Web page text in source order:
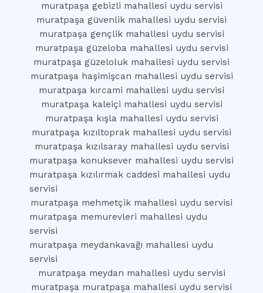
muratpaşa gebizli mahallesi uydu servisi
muratpaşa güvenlik mahallesi uydu servisi
muratpaşa gençlik mahallesi uydu servisi
muratpaşa güzeloba mahallesi uydu servisi
muratpaşa güzeloluk mahallesi uydu servisi
muratpaşa haşimişcan mahallesi uydu servisi
muratpaşa kırcami mahallesi uydu servisi
muratpaşa kaleiçi mahallesi uydu servisi
muratpaşa kışla mahallesi uydu servisi
muratpaşa kızıltoprak mahallesi uydu servisi
muratpaşa kızılsaray mahallesi uydu servisi
muratpaşa konuksever mahallesi uydu servisi
muratpaşa kızılırmak caddesi mahallesi uydu
servisi
muratpaşa mehmetçik mahallesi uydu servisi
muratpaşa memurevleri mahallesi uydu
servisi
muratpaşa meydankavağı mahallesi uydu
servisi
muratpaşa meydan mahallesi uydu servisi
muratpaşa muratpaşa mahallesi uydu servisi